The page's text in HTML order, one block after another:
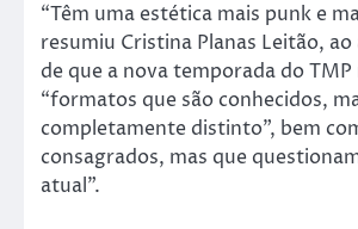
“Têm uma estética mais punk e
resumiu Cristina Planas Leitão,
de que a nova temporada do
“formatos que são conhecidos,
completamente distinto”, bem
consagrados, mas que
atual”.